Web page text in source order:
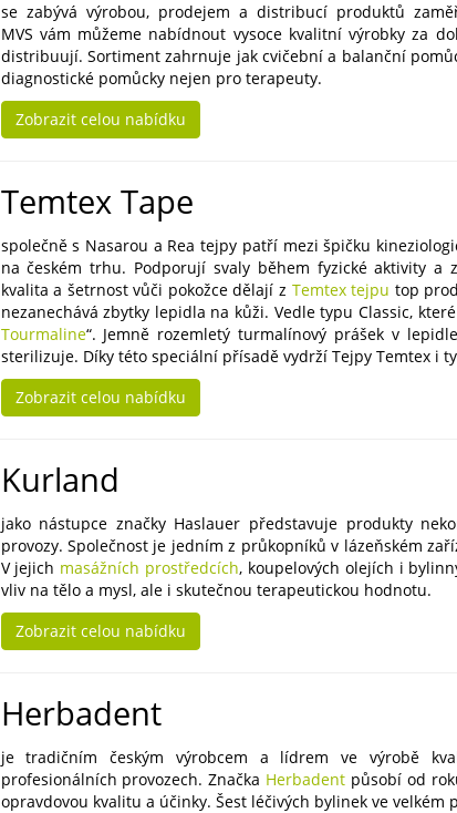
se zabývá výrobou, prodejem a distribucí produktů
MVS vám můžeme nabídnout vysoce kvalitní výrobky za
distribuují. Sortiment zahrnuje jak cvičební a balanční
diagnostické pomůcky nejen pro terapeuty.
Zobrazit celou nabídku
Temtex Tape
společně s Nasarou a Rea tejpy patří mezi špičku
na českém trhu. Podporují svaly během fyzické aktivity a
kvalita a šetrnost vůči pokožce dělají z Temtex tejpu top
nezanechává zbytky lepidla na kůži. Vedle typu Classic,
Tourmaline“. Jemně rozemletý turmalínový prášek v
sterilizuje. Díky této speciální přísadě vydrží Tejpy Temtex i
Zobrazit celou nabídku
Kurland
jako nástupce značky Haslauer představuje produkty
provozy. Společnost je jedním z průkopníků v lázeňském
V jejich masážních prostředcích, koupelových olejích i
vliv na tělo a mysl, ale i skutečnou terapeutickou hodnotu.
Zobrazit celou nabídku
Herbadent
je tradičním českým výrobcem a lídrem ve výrobě
profesionálních provozech. Značka Herbadent působí od
opravdovou kvalitu a účinky. Šest léčivých bylinek ve velkém